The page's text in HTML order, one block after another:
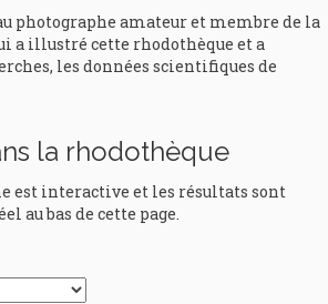
photographe amateur et membre de la
a illustré cette rhodothèque et a
les données scientifiques de
la rhodothèque
est interactive et les résultats sont
au bas de cette page.